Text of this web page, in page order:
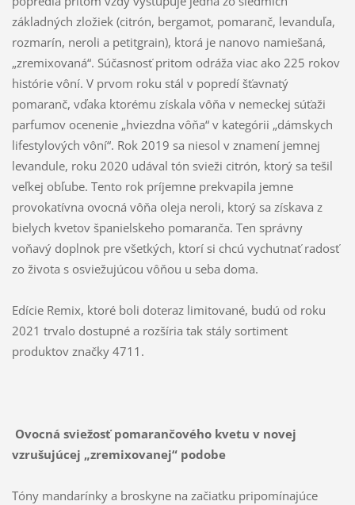
základných zložiek (citrón, bergamot, pomaranč, levanduľa,
rozmarín, neroli a petitgrain), ktorá je nanovo namiešaná,
„zremixovaná“. Súčasnosť pritom odráža viac ako 225 rokov
histórie vôní. V prvom roku stál v popredí šťavnatý
pomaranč, vďaka ktorému získala vôňa v nemeckej súťaži
parfumov ocenenie „hviezdna vôňa“ v kategórii „dámskych
lifestylových vôní“. Rok 2019 sa niesol v znamení jemnej
levandule, roku 2020 udával tón svieži citrón, ktorý sa tešil
veľkej obľube. Tento rok príjemne prekvapila jemne
provokatívna ovocná vôňa oleja neroli, ktorý sa získava z
bielych kvetov španielskeho pomaranča. Ten správny
voňavý doplnok pre všetkých, ktorí si chcú vychutnať radosť
zo života s osviežujúcou vôňou u seba doma.
Edície Remix, ktoré boli doteraz limitované, budú od roku
2021 trvalo dostupné a rozšíria tak stály sortiment
produktov značky 4711.
Ovocná sviežosť pomarančového kvetu v novej
vzrušujúcej „zremixovanej“ podobe
Tóny mandarínky a broskyne na začiatku pripomínajúce